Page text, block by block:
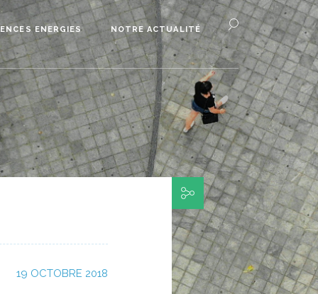
ENERGIES NOTRE ACTUALITÉ
19 OCTOBRE 2018